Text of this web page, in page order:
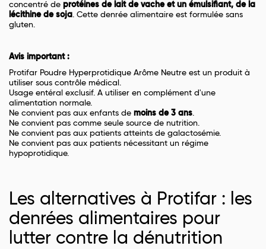
concentré de protéines de lait de vache et un émulsifiant, de la
lécithine de soja. Cette denrée alimentaire est formulée sans
gluten.
Avis important :
Protifar Poudre Hyperprotidique Arôme Neutre est un produit à
utiliser sous contrôle médical.
Usage entéral exclusif. A utiliser en complément d'une
alimentation normale.
Ne convient pas aux enfants de moins de 3 ans.
Ne convient pas comme seule source de nutrition.
Ne convient pas aux patients atteints de galactosémie.
Ne convient pas aux patients nécessitant un régime
hypoprotidique.
Les alternatives à Protifar : les
denrées alimentaires pour
lutter contre la dénutrition